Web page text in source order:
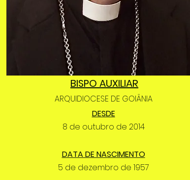
BISPO AUXILIAR
ARQUIDIOCESE DE GOIÂNIA
DESDE
8 de outubro de 2014
DATA DE NASCIMENTO
5 de dezembro de 1957